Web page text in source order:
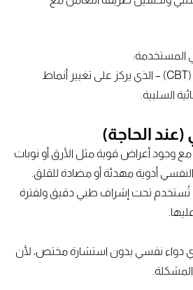
المستخدمة:
العلاج المعرفي السلوكي (CBT) – الذي يركز على تغيير أنماط
السلبية.
(عند الحاجة)
وجود أعراض قوية مثل الأرق أو نوبات
أدوية مهدئة أو مضادة للقلق.
تُستخدم تحت إشراف طبي دقيق ولفترة
أي دواء نفسي بدون استشارة مختص، لأن